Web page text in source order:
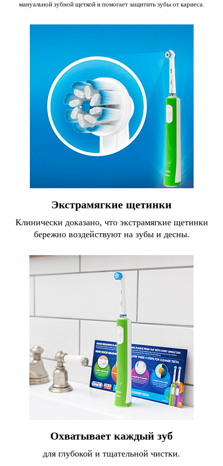
мануальной зубной щеткой и помогает защитить зубы от кариеса.
Экстрамягкие щетинки
Клинически доказано, что экстрамягкие щетинки
бережно воздействуют на зубы и десны.
Охватывает каждый зуб
для глубокой и тщательной чистки.